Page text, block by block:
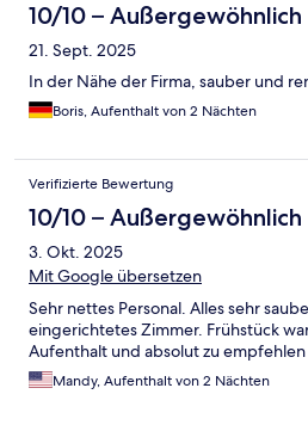
10/10 – Außergewöhnlich
21. Sept. 2025
In der Nähe der Firma, sauber und
Boris, Aufenthalt von 2 Nächten
Verifizierte Bewertung
10/10 – Außergewöhnlich
3. Okt. 2025
Mit Google übersetzen
Sehr nettes Personal. Alles sehr
eingerichtetes Zimmer. Frühstück
Aufenthalt und absolut zu empfehlen
Mandy, Aufenthalt von 2 Nächten